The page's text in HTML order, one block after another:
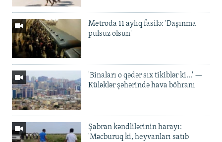
Metroda 11 aylıq fasilə: 'Daşınma
pulsuz olsun'
'Binaları o qədər sıx tikiblər ki...' —
Küləklər şəhərində hava böhranı
Şabran kəndlilərinin harayı:
'Məcburuq ki, heyvanları satıb